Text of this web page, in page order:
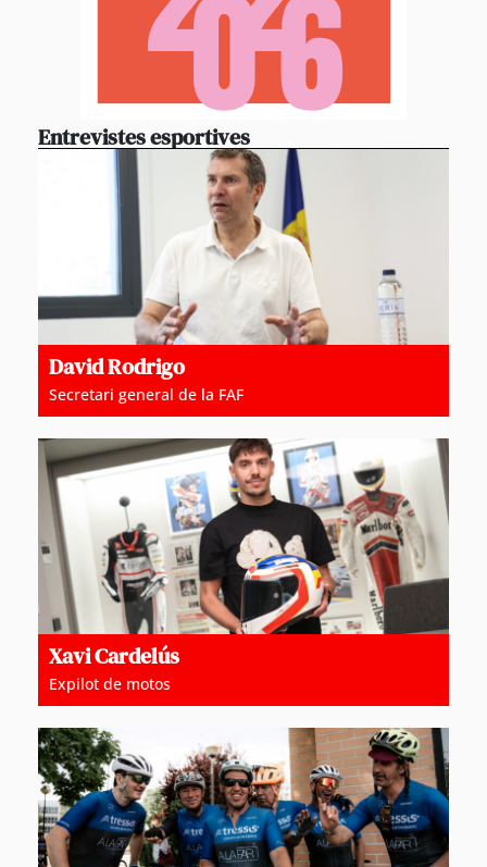
Entrevistes esportives
David Rodrigo
Secretari general de la FAF
Xavi Cardelús
Expilot de motos